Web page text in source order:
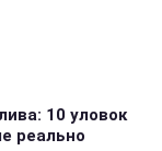
10 уловок
реально